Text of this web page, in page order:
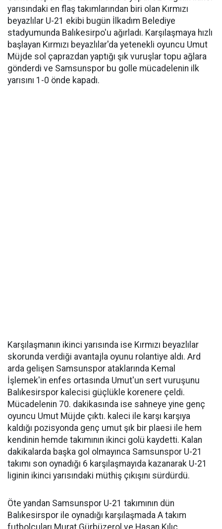
yarısındaki en flaş takımlarından biri olan Kırmızı
beyazlılar U-21 ekibi bugün İlkadım Belediye
stadyumunda Balıkesirpo'u ağırladı. Karşılaşmaya hızlı
başlayan Kırmızı beyazlılar'da yetenekli oyuncu Umut
Müjde sol çaprazdan yaptığı şık vuruşlar topu ağlara
gönderdi ve Samsunspor bu golle mücadelenin ilk
yarısını 1-0 önde kapadı.
Karşılaşmanın ikinci yarısında ise Kırmızı beyazlılar
skorunda verdiği avantajla oyunu rolantiye aldı. Ard
arda gelişen Samsunspor ataklarında Kemal
İşlemek'in enfes ortasında Umut'un sert vuruşunu
Balıkesirspor kalecisi güçlükle korenere çeldi.
Mücadelenin 70. dakikasında ise sahneye yine genç
oyuncu Umut Müjde çıktı. kaleci ile karşı karşıya
kaldığı pozisyonda genç umut şık bir plaesi ile hem
kendinin hemde takımının ikinci golü kaydetti. Kalan
dakikalarda başka gol olmayınca Samsunspor U-21
takımı son oynadığı 6 karşılaşmayıda kazanarak U-21
liginin ikinci yarısındaki müthiş çıkışını sürdürdü.
Öte yandan Samsunspor U-21 takımının dün
Balıkesirspor ile oynadığı karşılaşmada A takım
futbolcuları Murat Gürbüzerol ve Hasan Kılıç